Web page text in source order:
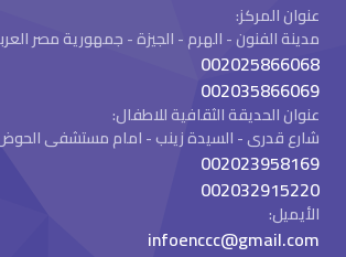
عنوان المركز:
مدينة الفنون - الهرم - الجيزة - جمهورية مصر
002025866068
002035866069
عنوان الحديقة الثقافية للاطفال:
شارع قدرى - السيدة زينب - امام مستشفى
002023958169
002032915220
الأيميل:
infoenccc@gmail.com